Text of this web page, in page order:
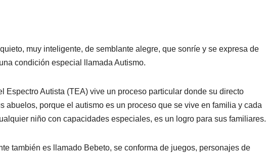
muy inteligente, de semblante alegre, que sonríe y se expresa de
condición especial llamada Autismo.
Espectro Autista (TEA) vive un proceso particular donde su directo
abuelos, porque el autismo es un proceso que se vive en familia y cada
niño con capacidades especiales, es un logro para sus familiares.
también es llamado Bebeto, se conforma de juegos, personajes de